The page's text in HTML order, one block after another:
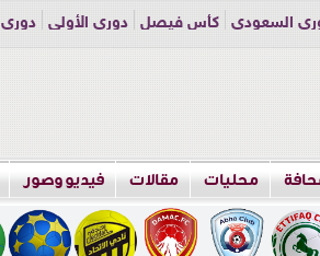
السعودي كأس فيصل دوري الأولى دوري
محليات مقالات فيديو وصور